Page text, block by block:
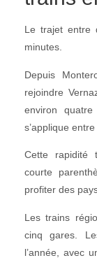
Le trajet entre
minutes.
Depuis
rejoindre
environ
s’applique
Cette rapidité
courte
profiter des
Les trains
cinq gares.
l’année, avec